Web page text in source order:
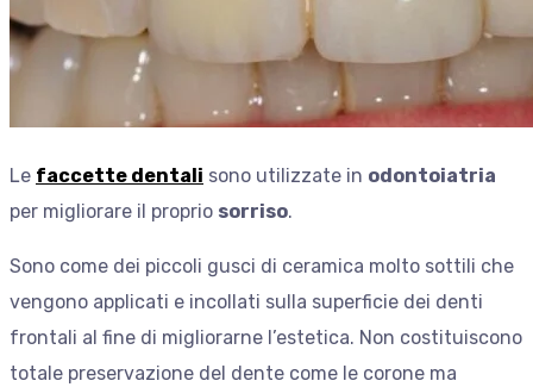
Le faccette dentali sono utilizzate in odontoiatria
per migliorare il proprio sorriso.
Sono come dei piccoli gusci di ceramica molto sottili che
vengono applicati e incollati sulla superficie dei denti
frontali al fine di migliorarne l’estetica. Non costituiscono
totale preservazione del dente come le corone ma